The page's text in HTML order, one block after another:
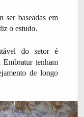
ser baseadas em
o estudo.
do setor é
tenham
de longo